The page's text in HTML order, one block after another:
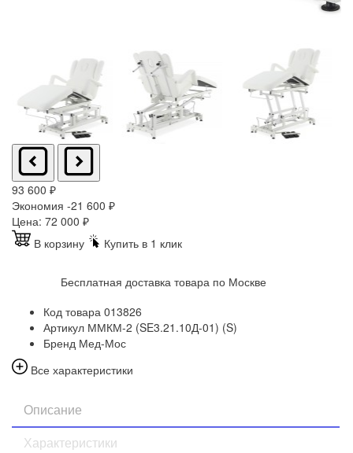
93 600 ₽
Экономия -21 600 ₽
Цена: 72 000 ₽
В корзину
Купить в 1 клик
Бесплатная доставка товара по Москве
Код товара 013826
Артикул ММКМ-2 (SE3.21.10Д-01) (S)
Бренд Мед-Мос
Все характеристики
Описание
Характеристики